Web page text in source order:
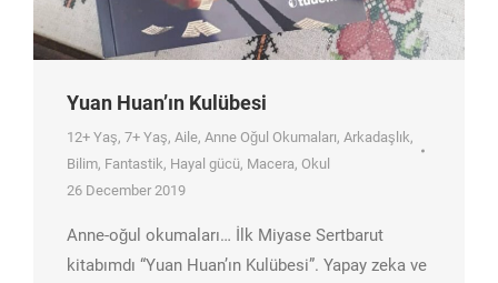
Yuan Huan’ın Kulübesi
12+ Yaş, 7+ Yaş, Aile, Anne Oğul Okumaları, Arkadaşlık,
Bilim, Fantastik, Hayal gücü, Macera, Okul
26 December 2019
Anne-oğul okumaları… İlk Miyase Sertbarut
kitabımdı “Yuan Huan’ın Kulübesi”. Yapay zeka ve